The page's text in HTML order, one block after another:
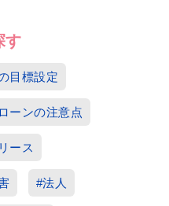
す
目標設定
ーンの注意点
ース
#法人